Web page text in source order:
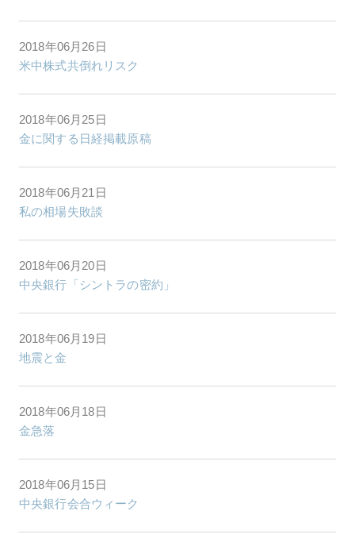
2018年06月26日
米中株式共倒れリスク
2018年06月25日
金に関する日経掲載原稿
2018年06月21日
私の相場失敗談
2018年06月20日
中央銀行「シントラの密約」
2018年06月19日
地震と金
2018年06月18日
金急落
2018年06月15日
中央銀行会合ウィーク